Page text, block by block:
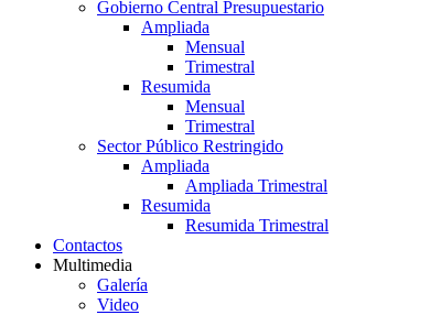
Gobierno Central Presupuestario
Ampliada
Mensual
Trimestral
Resumida
Mensual
Trimestral
Sector Público Restringido
Ampliada
Ampliada Trimestral
Resumida
Resumida Trimestral
Contactos
Multimedia
Galería
Video